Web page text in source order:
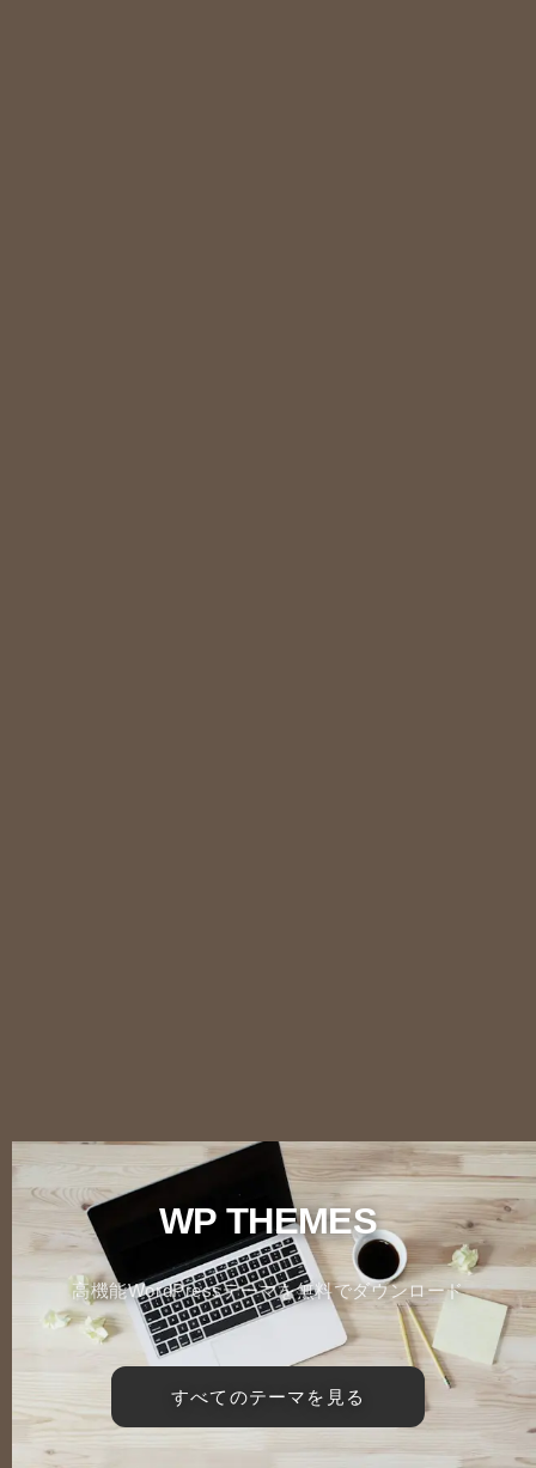
WP THEMES
高機能WordPressテーマを無料でダウンロード
すべてのテーマを見る